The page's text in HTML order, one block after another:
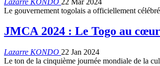
Le gouvernement togolais a officiellement
JMCA 2024 : Le Togo au
Lazarre KONDO 22 Jan 2024
Le ton de la cinquième journée mondiale de la